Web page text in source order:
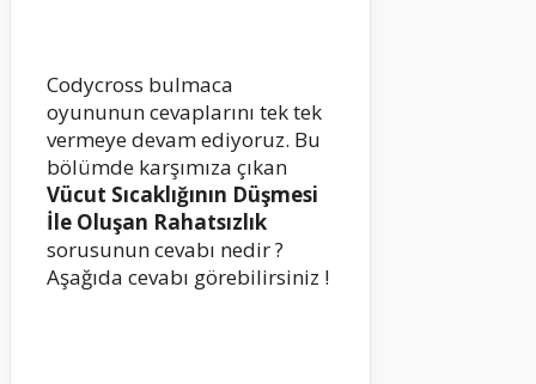
Codycross bulmaca
oyununun cevaplarını tek tek
vermeye devam ediyoruz. Bu
bölümde karşımıza çıkan
Vücut Sıcaklığının Düşmesi
İle Oluşan Rahatsızlık
sorusunun cevabı nedir ?
Aşağıda cevabı görebilirsiniz !